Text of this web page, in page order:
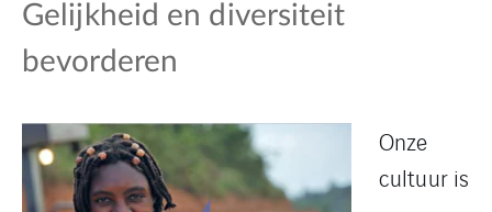
Gelijkheid en diversiteit
bevorderen
Onze
cultuur is